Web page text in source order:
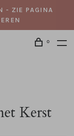
- ZIE PAGINA
0
Kerst